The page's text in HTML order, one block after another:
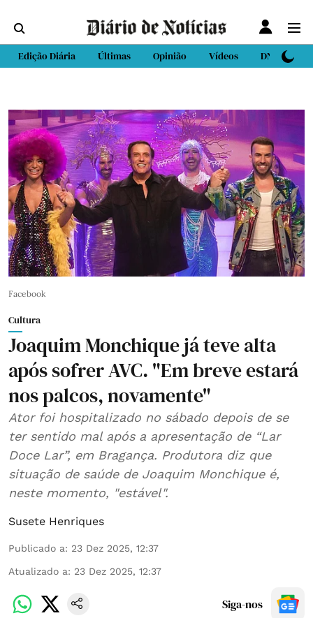
Edição Diária Últimas Opinião Vídeos DN Sport
Facebook
Cultura
Joaquim Monchique já teve alta
após sofrer AVC. "Em breve estará
nos palcos, novamente"
Ator foi hospitalizado no sábado depois de se
ter sentido mal após a apresentação de “Lar
Doce Lar”, em Bragança. Produtora diz que
situação de saúde de Joaquim Monchique é,
neste momento, "estável".
Susete Henriques
Publicado a: 23 Dez 2025, 12:37
Atualizado a: 23 Dez 2025, 12:37
Siga-nos